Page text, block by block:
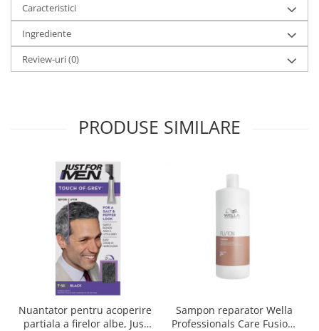
Caracteristici
Ingrediente
Review-uri(0)
PRODUSE SIMILARE
Nuantator pentru acoperire
partiala a firelor albe, Just
Sampon reparator Wella
Professionals Care Fusion,